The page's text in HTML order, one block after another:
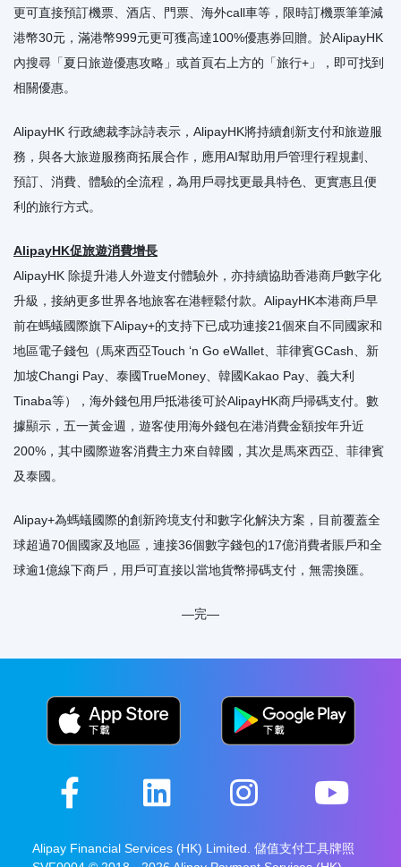
更可直接預訂機票、酒店、門票、海外call車等，限時訂機票筆筆減
港幣30元，滿港幣999元更可獲高達100%優惠券回贈。於AlipayHK
內搜尋「夏日旅遊優惠攻略」或首頁右上方的「旅行+」，即可找到
相關優惠。
AlipayHK 行政總裁李詠詩表示，AlipayHK將持續創新支付和旅遊服
務，與各大旅遊服務商拓展合作，應用AI幫助用戶管理行程規劃、
預訂、消費、體驗的全流程，為用戶尋找更最具特色、更實惠且便
利的旅行方式。
AlipayHK促旅遊消費增長
AlipayHK 除提升港人外遊支付體驗外，亦持續協助香港商戶數字化
升級，接納更多世界各地旅客在港輕鬆付款。AlipayHK本港商戶早
前在螞蟻國際旗下Alipay+的支持下已成功連接21個來自不同國家和
地區電子錢包（馬來西亞Touch ‘n Go eWallet、菲律賓GCash、新
加坡Changi Pay、泰國TrueMoney、韓國Kakao Pay、義大利
Tinaba等），海外錢包用戶抵港後可於AlipayHK商戶掃碼支付。數
據顯示，五一黃金週，遊客使用海外錢包在港消費金額按年升近
200%，其中國際遊客消費主力來自韓國，其次是馬來西亞、菲律賓
及泰國。
Alipay+為螞蟻國際的創新跨境支付和數字化解決方案，目前覆蓋全
球超過70個國家及地區，連接36個數字錢包的17億消費者賬戶和全
球逾1億線下商戶，用戶可直接以當地貨幣掃碼支付，無需換匯。
—完—
Alipay Financial Services (HK) Limited. 儲值支付工具牌照